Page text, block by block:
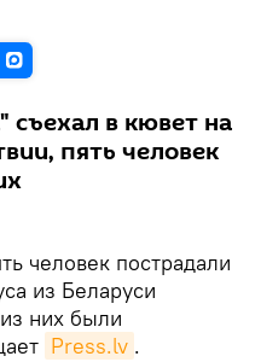
съехал в кювет на
пять человек
человек пострадали
из Беларуси
них были
Press.lv .